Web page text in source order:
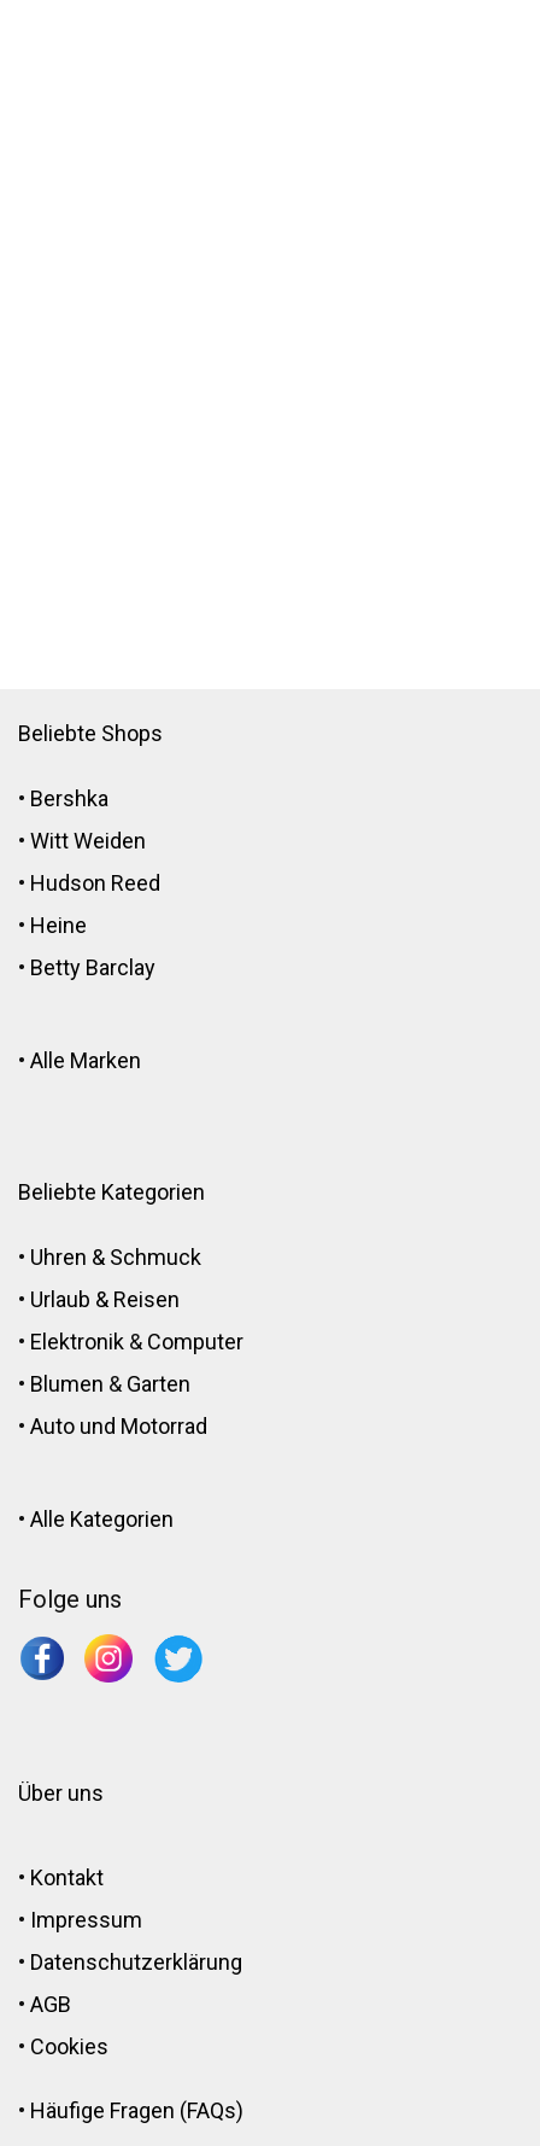
Beliebte Shops
• Bershka
• Witt Weiden
• Hudson Reed
• Heine
• Betty Barclay
• Alle Marken
Beliebte Kategorien
• Uhren & Schmuck
• Urlaub & Reisen
• Elektronik & Computer
• Blumen & Garten
• Auto und Motorrad
• Alle Kategorien
Folge uns
Über uns
• Kontakt
• Impressum
• Datenschutzerklärung
• AGB
• Cookies
• Häufige Fragen (FAQs)